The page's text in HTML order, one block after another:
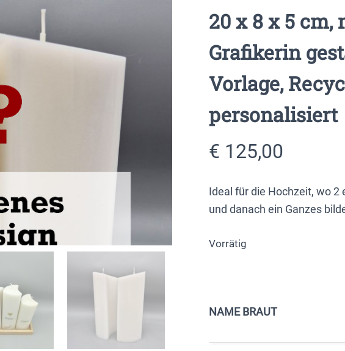
20 x 8 x 5
Grafikerin
Vorlage,
personalisiert
€ 125,00
Ideal für die Hochzeit, wo
und danach ein Ganzes
Vorrätig
NAME BRAUT